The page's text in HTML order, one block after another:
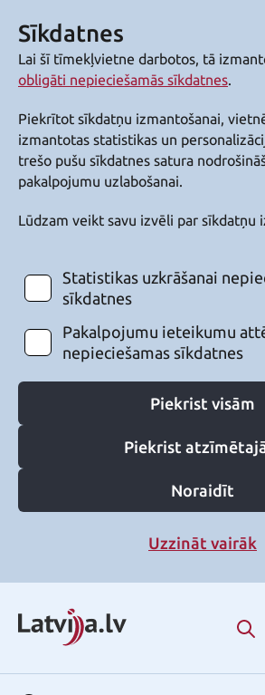
Sīkdatnes
Lai šī tīmekļvietne darbotos, tā
obligāti nepieciešamās sīkdatnes.
Piekrītot sīkdatņu izmantošanai,
izmantotas statistikas un
trešo pušu sīkdatnes satura
pakalpojumu uzlabošanai.
Lūdzam veikt savu izvēli par sīkdatņu
Statistikas uzkrāšanai
sīkdatnes
Pakalpojumu ieteikumu
nepieciešamas sīkdatnes
Piekrist visām
Piekrist
Noraidīt
Uzzināt vairāk